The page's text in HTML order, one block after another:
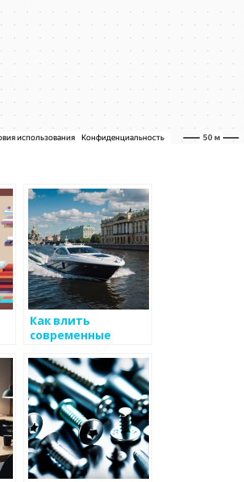
Как влить
современные
производство
металлоизделий